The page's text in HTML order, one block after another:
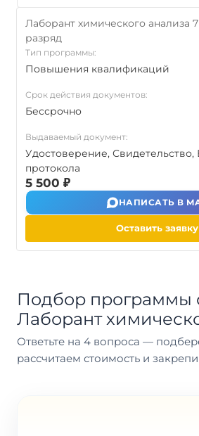
Лаборант химического анализа
разряд
Тип программы:
Повышения квалификаций
Срок действия документов:
Бессрочно
Выдаваемый документ:
Удостоверение, Свидетельство,
протокола
5 500 ₽
НАПИСАТЬ В
Оставить заявку
Подбор программы
Лаборант
Ответьте на 4 вопроса —
рассчитаем стоимость и